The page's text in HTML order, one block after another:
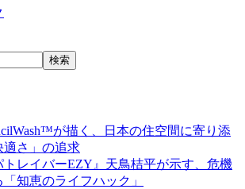
検索
が描く、日本の住空間に寄り添
適さ」の追求
トレイバーEZY』天鳥桔平が示す、危機
知恵のライフハック」